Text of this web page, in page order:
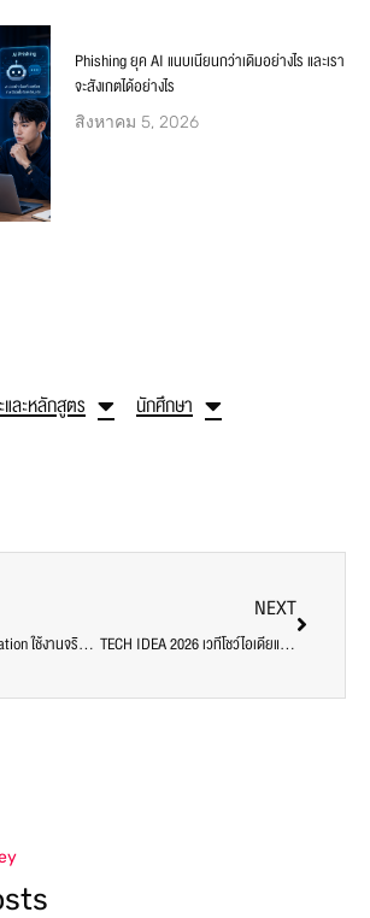
Phishing ยุค AI แนบเนียนกว่าเดิมอย่างไร และเรา
จะสังเกตได้อย่างไร
สิงหาคม 5, 2026
ละหลักสูตร นักศึกษา
เรียนรู้ AI Automation ใช้งานจริงกับ n8n ในองค์กร ผ่าน Workshop โดยคณะเทคโนโลยีสารสนเทศ SPU
NEXT
TECH IDEA 2026 เวทีโชว์ไอเดียและผลงานโครงงานสหกิจศึกษา คณะ IT SPU